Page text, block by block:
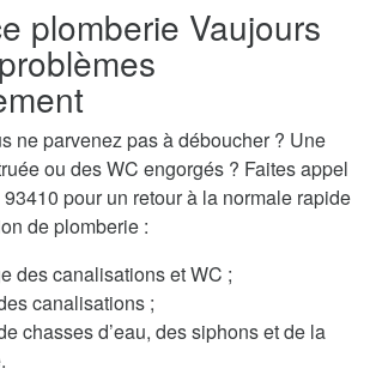
plomberie Vaujours
ne parvenez pas à déboucher ? Une
ou des WC engorgés ? Faites appel
pour un retour à la normale rapide
de plomberie :
des canalisations et WC ;
canalisations ;
chasses d’eau, des siphons et de la